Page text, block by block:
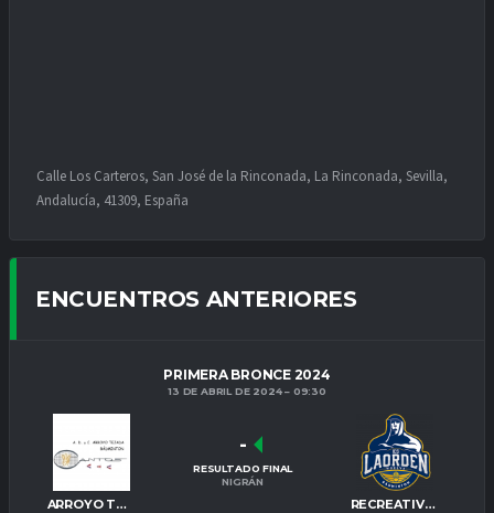
Calle Los Carteros, San José de la Rinconada, La Rinconada, Sevilla,
Andalucía, 41309, España
ENCUENTROS ANTERIORES
PRIMERA BRONCE 2024
13 DE ABRIL DE 2024 09:30
ARROYO TEJADA RECREATIVO IES LA ORDEN C
-
RESULTADO FINAL
NIGRÁN